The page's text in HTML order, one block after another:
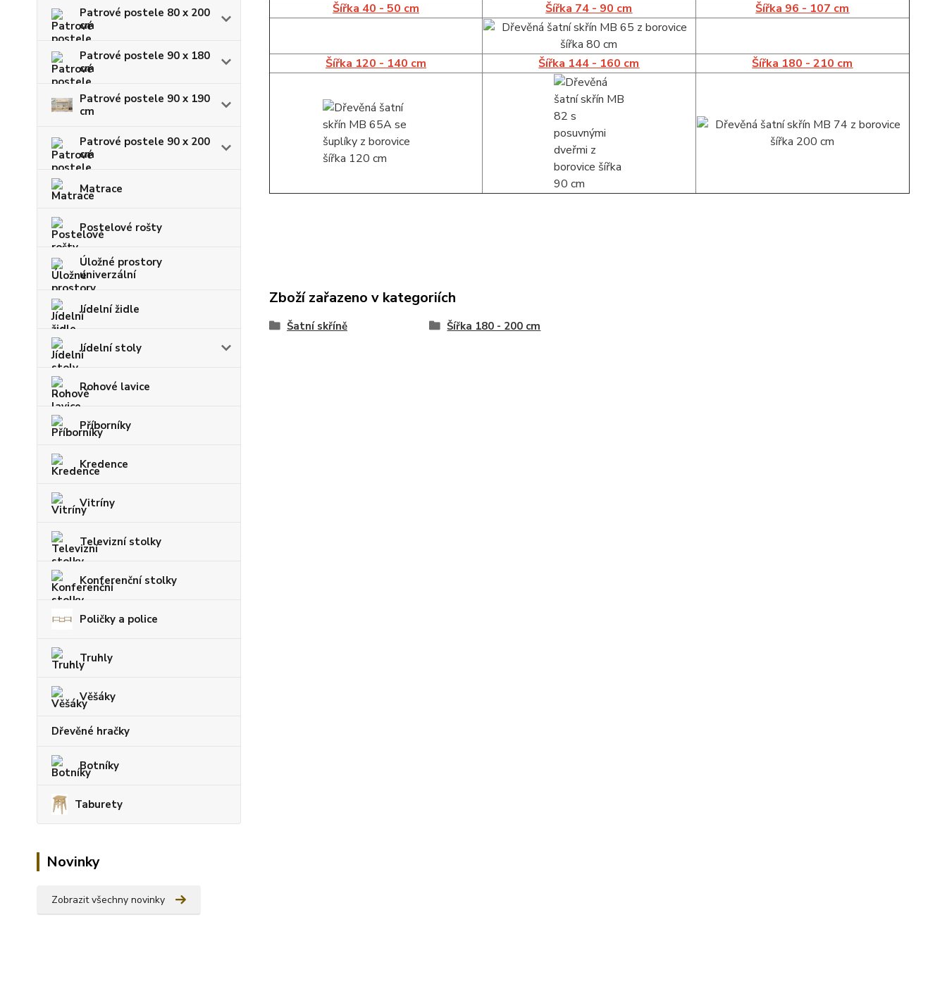
Patrové postele 80 x 200
cm
Patrové postele 90 x 180
cm
Patrové postele 90 x 190
cm
Patrové postele 90 x 200
cm
Matrace
Postelové rošty
Úložné prostory
univerzální
Jídelní židle
Jídelní stoly
Rohové lavice
Příborníky
Kredence
Vitríny
Televizní stolky
Konferenční stolky
Poličky a police
Truhly
Věšáky
Dřevěné hračky
Botníky
Taburety
Novinky
Zobrazit všechny novinky
Šířka 40 - 50 cm Šířka 74 - 90 cm Šířka 96 - 107 cm
Šířka 120 - 140 cm Šířka 144 - 160 cm Šířka 180 - 210 cm
Zboží zařazeno v kategoriích
Šatní skříně Šířka 180 - 200 cm